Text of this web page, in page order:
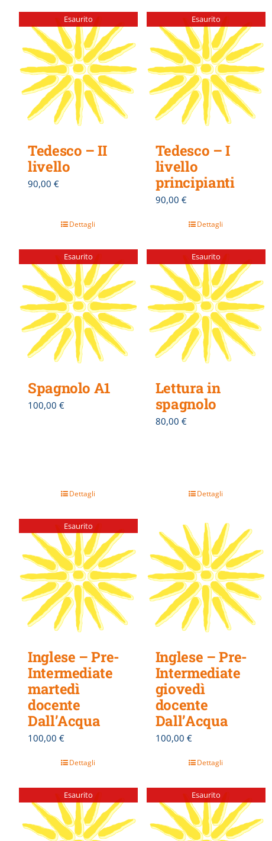
Esaurito
Tedesco – II
livello
90,00 €
Dettagli
Esaurito
Tedesco – I
livello
principianti
90,00 €
Dettagli
Esaurito
Spagnolo A1
100,00 €
Dettagli
Esaurito
Lettura in
spagnolo
80,00 €
Dettagli
Esaurito
Inglese – Pre-
Intermediate
martedì
docente
Dall’Acqua
100,00 €
Dettagli
Inglese – Pre-
Intermediate
giovedì
docente
Dall’Acqua
100,00 €
Dettagli
Esaurito Esaurito